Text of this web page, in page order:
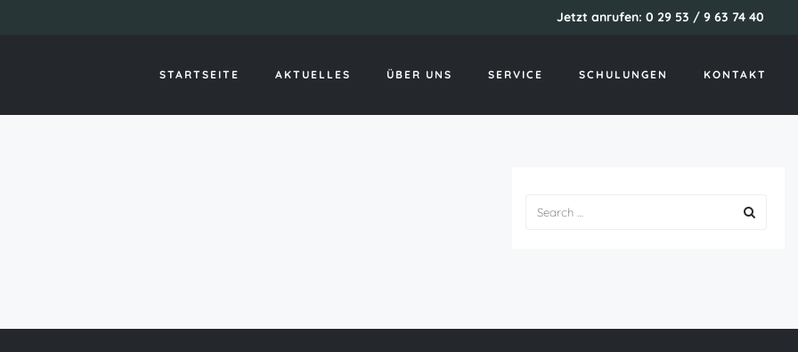
Jetzt anrufen: 0 29 53 / 9 63 74 40
STARTSEITE AKTUELLES ÜBER UNS SERVICE SCHULUNGEN KONTAKT